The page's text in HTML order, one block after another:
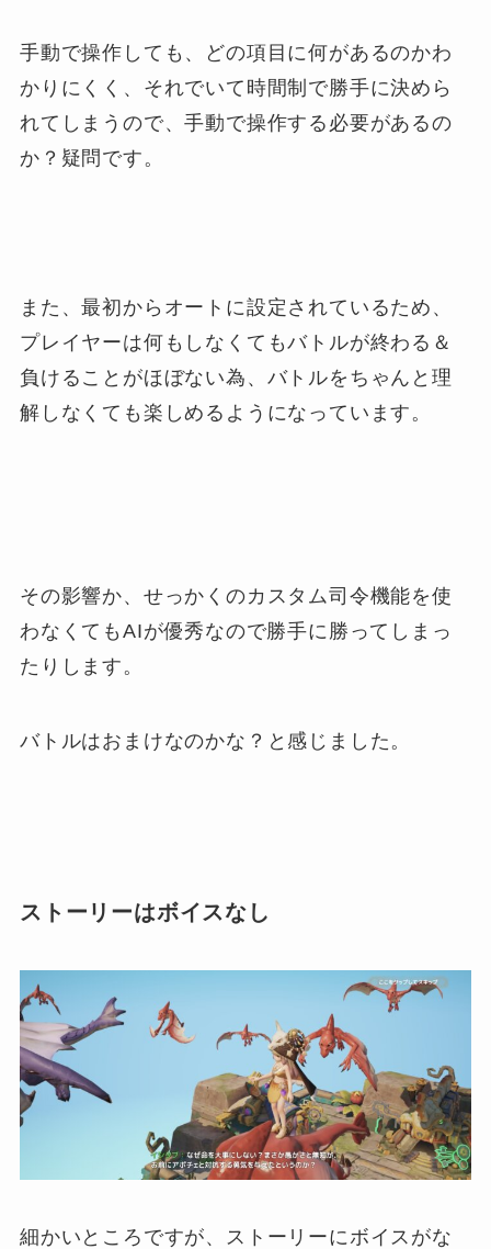
手動で操作しても、どの項目に何があるのかわ
かりにくく、それでいて時間制で勝手に決めら
れてしまうので、手動で操作する必要があるの
か？疑問です。
また、最初からオートに設定されているため、
プレイヤーは何もしなくてもバトルが終わる＆
負けることがほぼない為、バトルをちゃんと理
解しなくても楽しめるようになっています。
その影響か、せっかくのカスタム司令機能を使
わなくてもAIが優秀なので勝手に勝ってしまっ
たりします。
バトルはおまけなのかな？と感じました。
ストーリーはボイスなし
細かいところですが、ストーリーにボイスがな